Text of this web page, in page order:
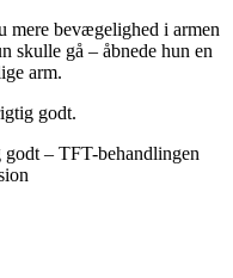
mere bevægelighed i armen
skulle gå – åbnede hun en
arm.
godt.
– TFT-behandlingen